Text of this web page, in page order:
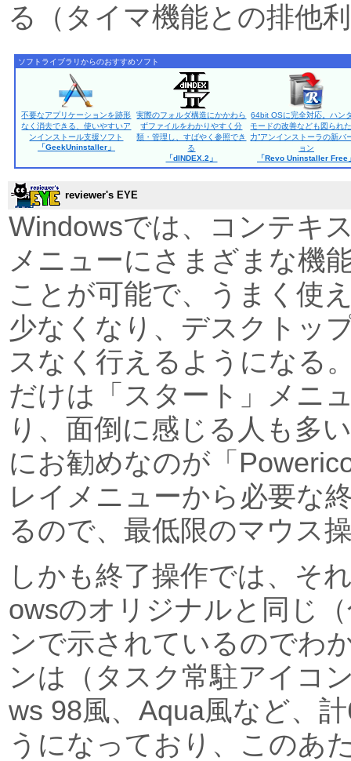
る（タイマ機能との排他
ソフトライブラリからのおすすめソフト
不要なアプリケーションを跡形
なく消去できる、使いやすいア
ンインストール支援ソフト
「GeekUninstaller」
実際のフォルダ構造にかかわら
ずファイルをわかりやすく分
類・管理し、すばやく参照でき
る
「dINDEX.2」
64bit OSに完全対応。ハン
モードの改善なども図られ
力”アンインストーラの新バ
ョン
「Revo Uninstaller Free
reviewer's EYE
Windowsでは、コンテキ
メニューにさまざまな機
ことが可能で、うまく使
少なくなり、デスクトッ
スなく行えるようになる
だけは「スタート」メニ
り、面倒に感じる人も多
にお勧めなのが「
レイメニューから必要な
るので、最低限のマウス
しかも終了操作では、そ
owsのオリジナルと同じ
ンで示されているのでわ
ンは（タスク常駐アイコ
ws 98風、Aqua風など、
うになっており、このあ